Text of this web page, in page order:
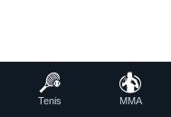
Tenis MMA